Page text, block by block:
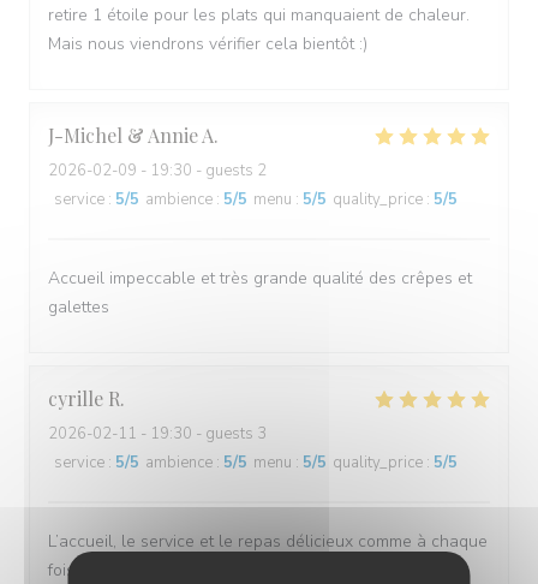
retire 1 étoile pour les plats qui manquaient de chaleur.
Mais nous viendrons vérifier cela bientôt :)
J-Michel & AnnieA
2026-02-09 - 19:30 - guests 2
service : 5/5 ambience : 5/5 menu : 5/5 quality_price : 5/5
Accueil impeccable et très grande qualité des crêpes et
galettes
cyrille R
2026-02-11 - 19:30 - guests 3
service : 5/5 ambience : 5/5 menu : 5/5 quality_price : 5/5
L’accueil, le service et le repas délicieux comme à chaque
fois.